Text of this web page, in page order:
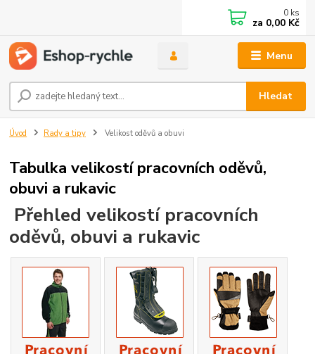
Menu
Hledat
0 ks
za 0,00 Kč
Úvod Rady a tipy Velikost oděvů a obuvi
Tabulka velikostí pracovních oděvů,
obuvi a rukavic
Přehled velikostí pracovních
oděvů, obuvi a rukavic